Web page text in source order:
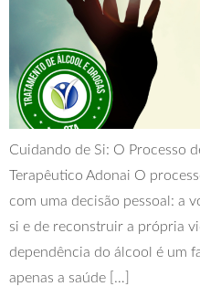
Cuidando de Si: O Processo
Terapêutico Adonai O
com uma decisão pessoal: a
si e de reconstruir a própria
dependência do álcool é um
apenas a saúde […]